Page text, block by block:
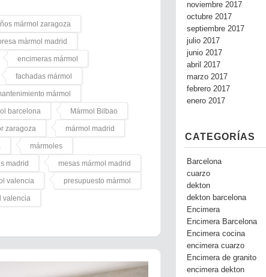
mármol zaragoza
mármol madrid
encimeras mármol
fachadas mármol
mármol
barcelona Mármol Bilbao
zaragoza mármol madrid
mármoles
madrid mesas mármol madrid
valencia presupuesto mármol
valencia
noviembre 2017
octubre 2017
septiembre 2017
julio 2017
junio 2017
abril 2017
marzo 2017
febrero 2017
enero 2017
CATEGORÍAS
Barcelona
cuarzo
dekton
dekton barcelona
Encimera
Encimera Barcelona
Encimera cocina
encimera cuarzo
Encimera de granito
encimera dekton